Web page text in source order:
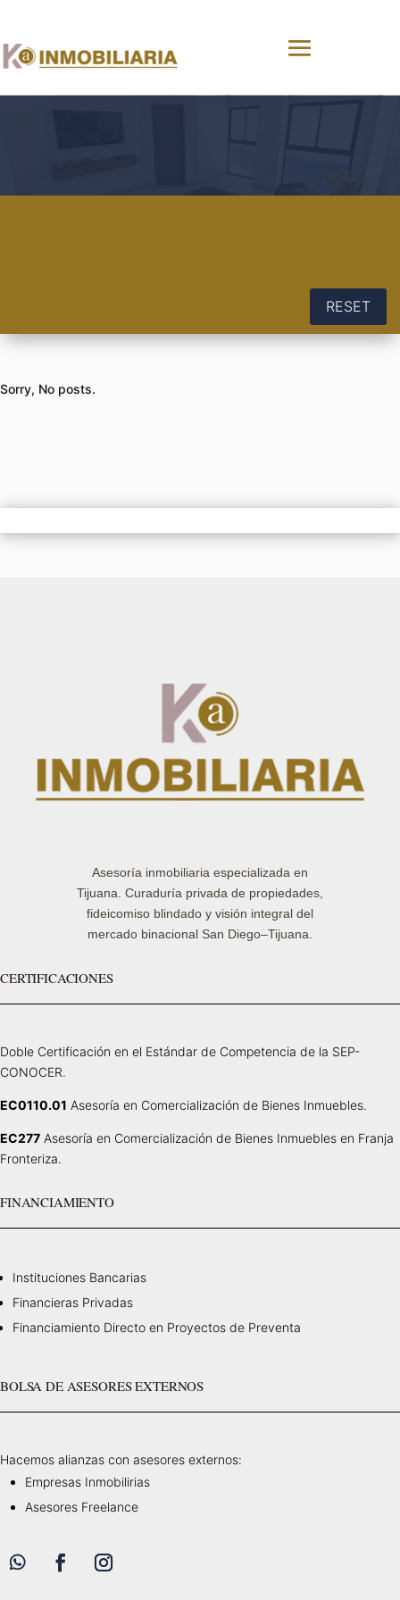
RESET
Sorry, No posts.
Asesoría inmobiliaria especializada en
Tijuana. Curaduría privada de propiedades,
fideicomiso blindado y visión integral del
mercado binacional San Diego–Tijuana.
CERTIFICACIONES
Doble Certificación en el Estándar de Competencia de la SEP-
CONOCER.
EC0110.01 Asesoría en Comercialización de Bienes Inmuebles.
EC277 Asesoría en Comercialización de Bienes Inmuebles en Franja
Fronteriza.
FINANCIAMIENTO
Instituciones Bancarias
Financieras Privadas
Financiamiento Directo en Proyectos de Preventa
BOLSA DE ASESORES EXTERNOS
Hacemos alianzas con asesores externos:
Empresas Inmobilirias
Asesores Freelance